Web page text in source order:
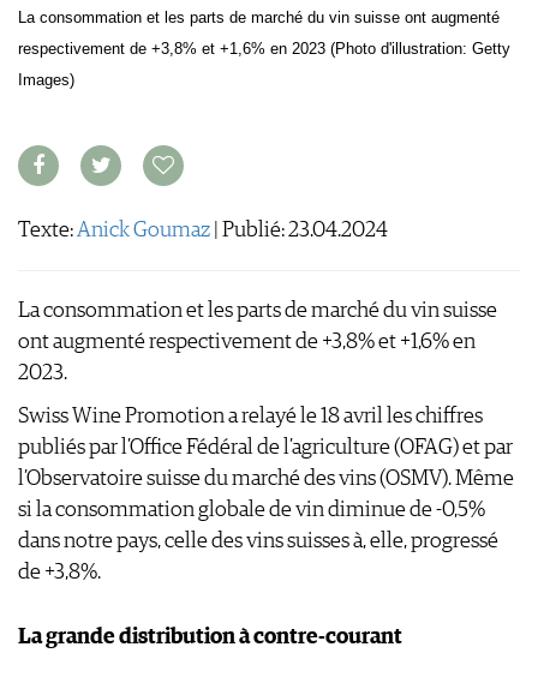
AVANTAGES
ABONNER
GUIDE DU VIGNOBLE
WINE TRADE CLUB
OFFRES D'EMPLOIS
PUBLICITÉ
PRESSE
MENTIONS LÉGALES
CGV & PROTECTION DES
DONNÉES
FAQ
La consommation et les parts de marché du vin suisse ont augmenté
respectivement de +3,8% et +1,6% en 2023 (Photo d'illustration: Getty
Images)
Texte:Anick Goumaz | Publié: 23.04.2024
La consommation et les parts de marché du vin suisse
ont augmenté respectivement de +3,8% et +1,6% en
2023.
Swiss Wine Promotion a relayé le 18 avril les chiffres
publiés par l’Office Fédéral de l’agriculture (OFAG) et par
l’Observatoire suisse du marché des vins (OSMV). Même
si la consommation globale de vin diminue de -0,5%
dans notre pays, celle des vins suisses à, elle, progressé
de +3,8%.
La grande distribution à contre-courant